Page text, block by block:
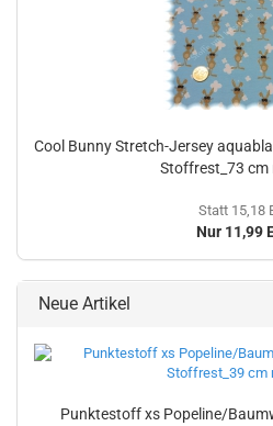
Cool Bunny Stretch-Jersey
Stoffrest_73 cm
Statt 15,18
Nur 11,99
Neue Artikel
Punktestoff xs Popeline/